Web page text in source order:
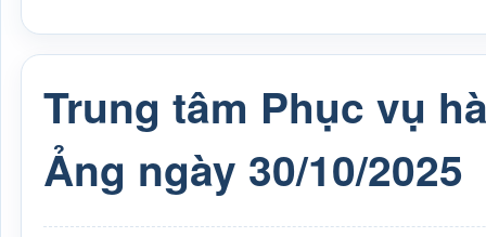
Trung tâm Phục vụ
Ảng ngày 30/10/2025